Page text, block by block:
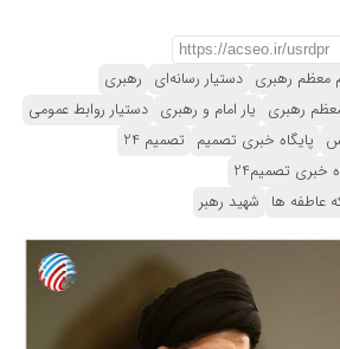
معظم رهبری دستیار رسانه‌ای رهبری
رهبری یار امام و رهبری دستیار روابط عمومی
پایگاه خبری تصمیم تصمیم 24
خبری تصمیم24
عاطفه ها شهید رهبر